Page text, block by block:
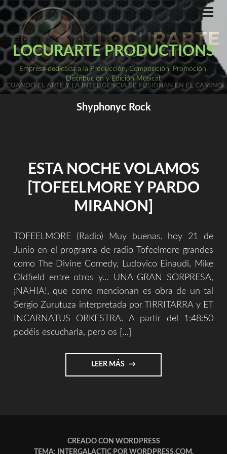
Saltar
al
contenido
LOCURARTE PRODUCTIONS
Empresa dedicada a la Producción, Composición, Promoción,
Distribución y Edición Musical.
Shyphonyc Rock
ESTA NOCHE VOLAMOS
[TOFEELMORE Y PARDO
MIRANON]
TOFEELMORE (Radio) Muy buenas, hoy 21 de
Junio en el programa de radio Tofeelmore grandes
como The Divine Comedy, Ludovico Einaudi, Mike
Oldfield entre otros y… UNA GRAN SORPRESA,
¡NAHIA!, que como mencionan es obra de un tal
Sergio Zurutuza interpretada por TIRRITARRA y ET
INCARNATUS ORKESTRA. A partir del 1:48:50
podéis escucharla, pero os […]
LEER MÁS "ESTA
NOCHE
CREADO CON WORDPRESS
TEMA: INTERGALACTIC POR WORDPRESS.COM.